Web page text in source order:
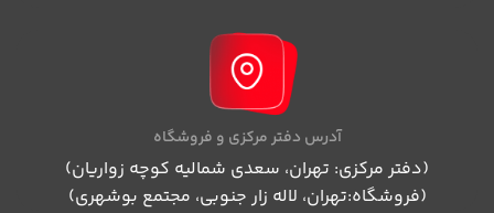
آدرس دفتر مرکزی و فروشگاه
(دفتر مرکزی: تهران، سعدی شمالیه کوچه زواریان)
(فروشگاه:تهران، لاله زار جنوبی، مجتمع بوشهری)